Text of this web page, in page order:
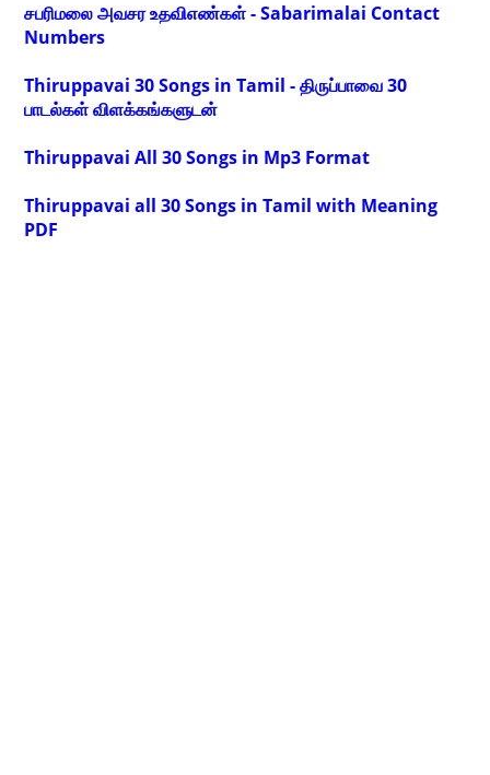
சபரிமலை அவசர உதவிஎண்கள் - Sabarimalai Contact
Numbers
Thiruppavai 30 Songs in Tamil - திருப்பாவை 30
பாடல்கள் விளக்கங்களுடன்
Thiruppavai All 30 Songs in Mp3 Format
Thiruppavai all 30 Songs in Tamil with Meaning
PDF